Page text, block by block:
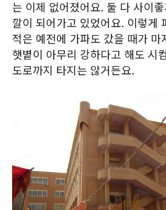
는 이제 없어졌어요. 둘 다 사이
깔이 되어가고 있었어요. 이렇게
적은 예전에 가파도 갔을 때가 마
햇볕이 아무리 강하다고 해도 시
도로까지 타지는 않거든요.